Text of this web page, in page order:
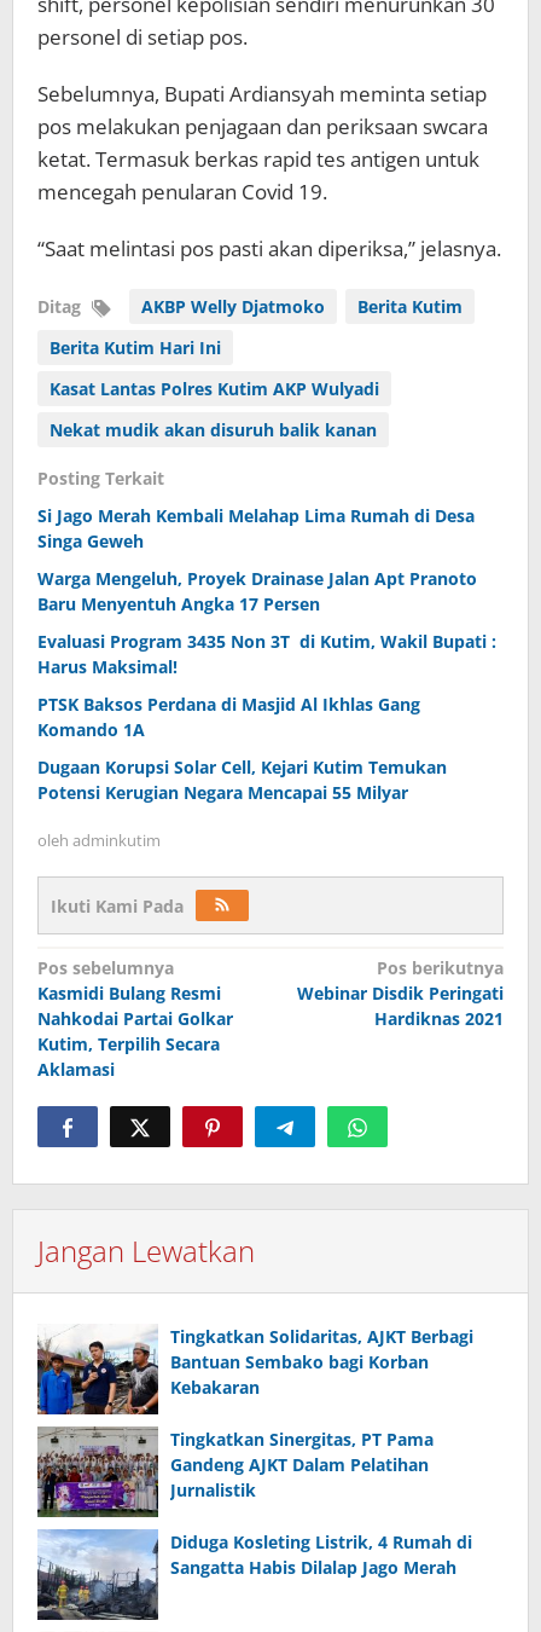
personel di setiap pos.
Sebelumnya, Bupati Ardiansyah meminta setiap
pos melakukan penjagaan dan periksaan swcara
ketat. Termasuk berkas rapid tes antigen untuk
mencegah penularan Covid 19.
“Saat melintasi pos pasti akan diperiksa,” jelasnya.
Ditag AKBP Welly Djatmoko
Berita Kutim
Berita Kutim Hari Ini
Kasat Lantas Polres Kutim AKP Wulyadi
Nekat mudik akan disuruh balik kanan
Posting Terkait
Si Jago Merah Kembali Melahap Lima Rumah di Desa
Singa Geweh
Warga Mengeluh, Proyek Drainase Jalan Apt Pranoto
Baru Menyentuh Angka 17 Persen
Evaluasi Program 3435 Non 3T di Kutim, Wakil Bupati :
Harus Maksimal!
PTSK Baksos Perdana di Masjid Al Ikhlas Gang
Komando 1A
Dugaan Korupsi Solar Cell, Kejari Kutim Temukan
Potensi Kerugian Negara Mencapai 55 Milyar
oleh adminkutim
Ikuti Kami Pada
Navigasi
pos
Pos sebelumnya
Kasmidi Bulang Resmi
Nahkodai Partai Golkar
Kutim, Terpilih Secara
Aklamasi
Pos berikutnya
Webinar Disdik Peringati
Hardiknas 2021
Jangan Lewatkan
Tingkatkan Solidaritas, AJKT Berbagi
Bantuan Sembako bagi Korban
Kebakaran
Tingkatkan Sinergitas, PT Pama
Gandeng AJKT Dalam Pelatihan
Jurnalistik
Diduga Kosleting Listrik, 4 Rumah di
Sangatta Habis Dilalap Jago Merah